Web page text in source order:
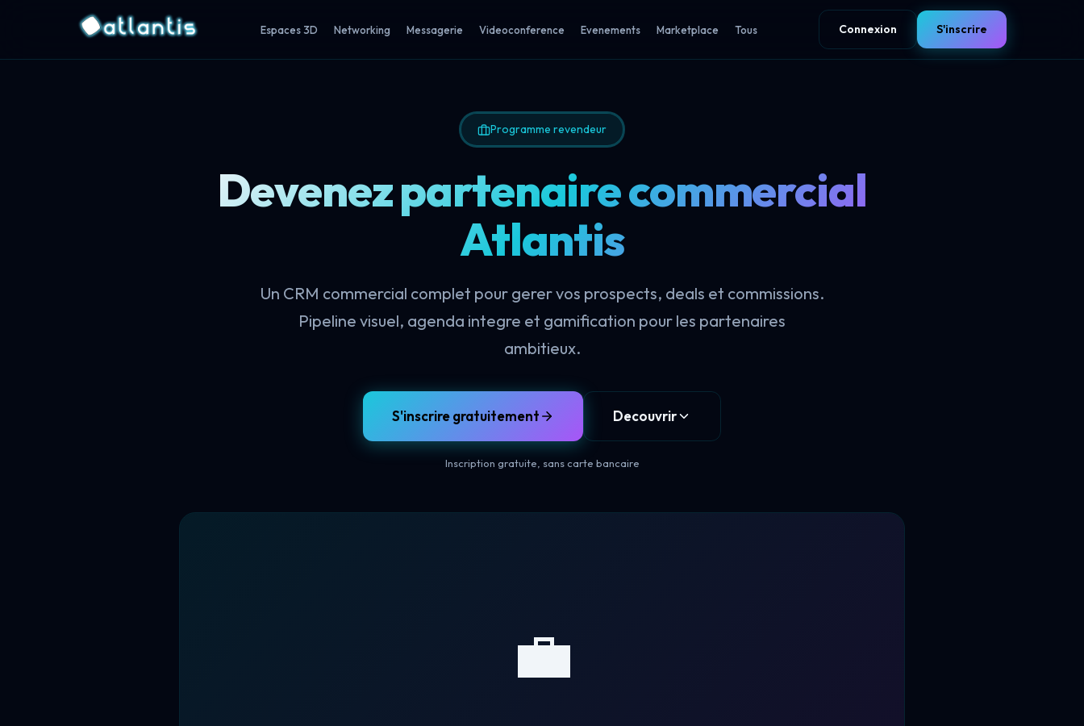
Espaces 3D Networking Messagerie Videoconference Evenements Marketplace Tous Connexion S'inscrire
Programme revendeur
Devenez partenaire commercial
Atlantis
Un CRM commercial complet pour gerer vos prospects, deals et commissions.
Pipeline visuel, agenda integre et gamification pour les partenaires
ambitieux.
S'inscrire gratuitement Decouvrir
Inscription gratuite, sans carte bancaire
💼